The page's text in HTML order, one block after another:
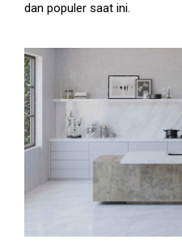
dan populer saat ini.